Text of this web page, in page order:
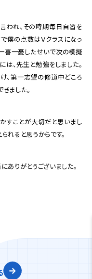
われ、その時期毎日自習を
僕の点数はＶクラスになっ
喜一憂したせいで次の模擬
、先生と勉強をしました。
、第一志望の修道中どころ
ました。
すことが大切だと思いまし
れると思うからです。
ありがとうございました。